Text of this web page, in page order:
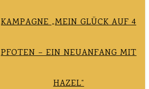
KAMPAGNE „MEIN GLÜCK AUF 4
PFOTEN – EIN NEUANFANG MIT
HAZEL“